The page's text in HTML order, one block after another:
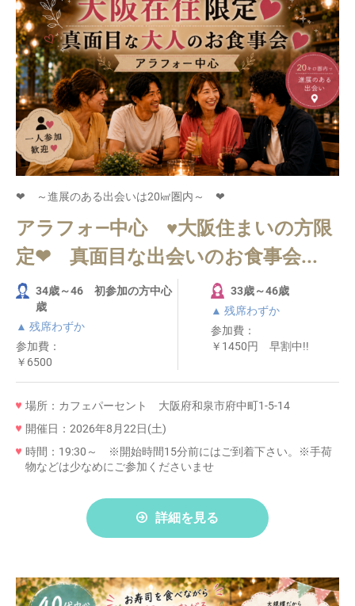
❤ ～進展のある出会いは20㎢圏内～ ❤
アラフォ―中心 ♥大阪住まいの方限
定❤ 真面目な出会いのお食事会...
34歳～46 初参加の方中心
歳
▲ 残席わずか
参加費：
￥6500
33歳～46歳
▲ 残席わずか
参加費：
￥1450円 早割中!!
場所：カフェパーセント 大阪府和泉市府中町1-5-14
開催日：2026年8月22日(土)
時間：19:30～ ※開始時間15分前にはご到着下さい。※手荷
物などは少なめにご参加くださいませ
詳細を見る